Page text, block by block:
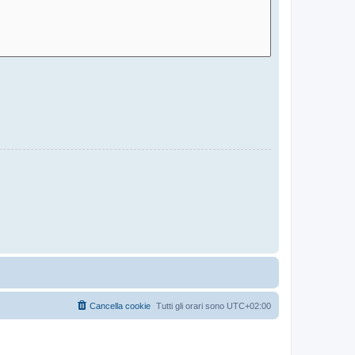
Tutti gli orari sono UTC+02:00
Cancella cookie